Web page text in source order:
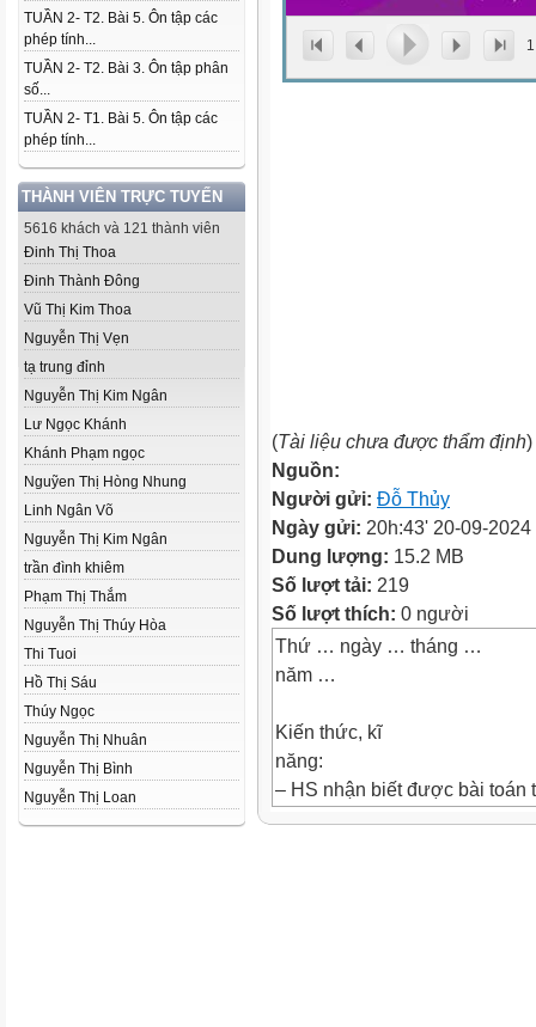
TUẦN 2- T2. Bài 5. Ôn tập các
phép tính...
TUẦN 2- T2. Bài 3. Ôn tập phân
số...
TUẦN 2- T1. Bài 5. Ôn tập các
phép tính...
THÀNH VIÊN TRỰC TUYẾN
5616 khách và 121 thành viên
Đinh Thị Thoa
Đinh Thành Đông
Vũ Thị Kim Thoa
Nguyễn Thị Vẹn
tạ trung đỉnh
Nguyễn Thị Kim Ngân
Lư Ngọc Khánh
Khánh Phạm ngọc
Nguỹen Thị Hòng Nhung
Linh Ngân Võ
Nguyễn Thị Kim Ngân
trần đình khiêm
Phạm Thị Thắm
Nguyễn Thị Thúy Hòa
Thi Tuoi
Hồ Thị Sáu
Thúy Ngọc
Nguyễn Thị Nhuân
Nguyễn Thị Bình
Nguyễn Thị Loan
1
(Tài liệu chưa được thẩm định)
Nguồn:
Người gửi: Đỗ Thủy
Ngày gửi: 20h:43' 20-09-2024
Dung lượng: 15.2 MB
Số lượt tải: 219
Số lượt thích: 0 người
Thứ … ngày … tháng …
năm …
Kiến thức, kĩ
năng:
– HS nhận biết được bài toán